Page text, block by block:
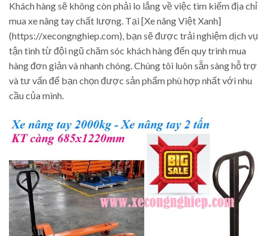
Khách hàng sẽ không còn phải lo lắng về việc tìm kiếm địa chỉ
mua xe nâng tay chất lượng. Tại [Xe nâng Việt Xanh]
(https://xecongnghiep.com), bạn sẽ được trải nghiệm dịch vụ
tận tình từ đội ngũ chăm sóc khách hàng đến quy trình mua
hàng đơn giản và nhanh chóng. Chúng tôi luôn sẵn sàng hỗ trợ
và tư vấn để bạn chọn được sản phẩm phù hợp nhất với nhu
cầu của mình.